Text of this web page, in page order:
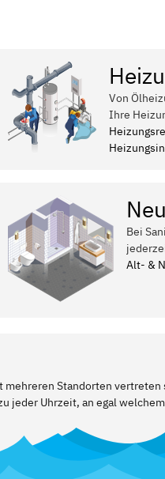
Von
Ihre
Bei
Alt- &
mehreren Standorten vertreten
jeder Uhrzeit, an egal welchem